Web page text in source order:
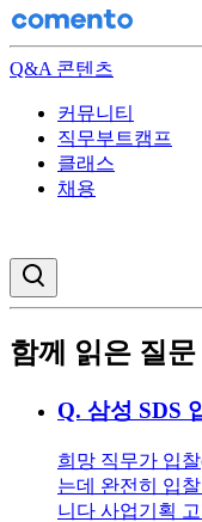
Q&A 콘텐츠
커뮤니티
직무부트캠프
클래스
채용
함께 읽은 질문
Q. 삼성 SDS
희망 직무가 입
는데 완전히 입
니다 사업기획